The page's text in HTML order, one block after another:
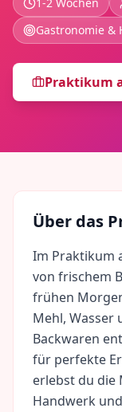
Gastronomie &
Praktikum
Über das
Im Praktikum
von frischem
frühen
Mehl, Wasser
Backwaren
für perfekte
erlebst du die
Handwerk